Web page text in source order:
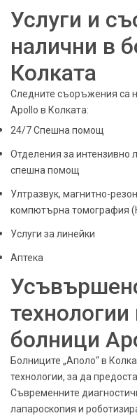
Услуги и
налични в
Колката
Следните съоръжения са
Apollo в Колката:
24/7 Спешна помощ
Отделения за интензивно
спешна помощ
Ултразвук, магнитно-
компютърна томография
Услуги за линейки
Аптека
болници
Болниците „Аполо“ в
технологии, за да
Съвременните
лапароскопия и